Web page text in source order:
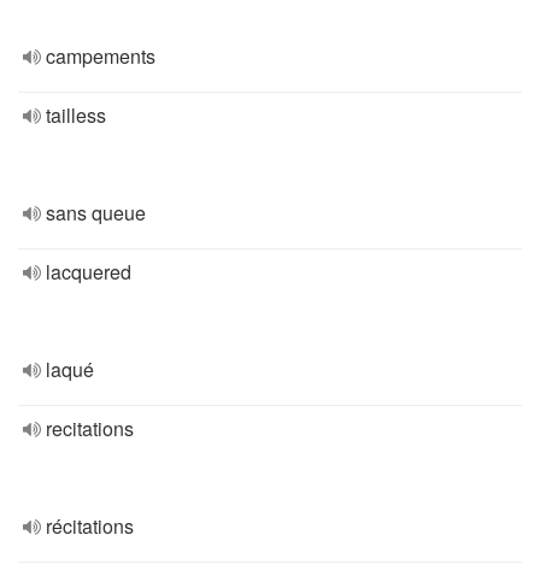
campements
tailless
sans queue
lacquered
laqué
recitations
récitations